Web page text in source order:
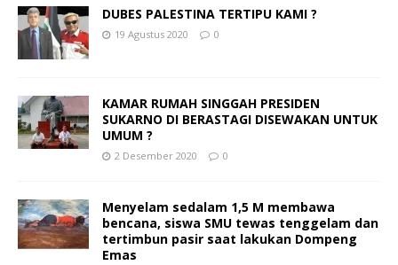
DUBES PALESTINA TERTIPU KAMI ?
19 Agustus 2020 0
KAMAR RUMAH SINGGAH PRESIDEN
SUKARNO DI BERASTAGI DISEWAKAN UNTUK
UMUM ?
2 Desember 2020 0
Menyelam sedalam 1,5 M membawa
bencana, siswa SMU tewas tenggelam dan
tertimbun pasir saat lakukan Dompeng
Emas